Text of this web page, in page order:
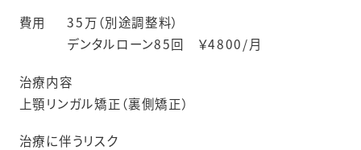
費用
35万（別途調整料）
デンタルローン85回 ￥4800/月
治療内容
上顎リンガル矯正（裏側矯正）
治療に伴うリスク